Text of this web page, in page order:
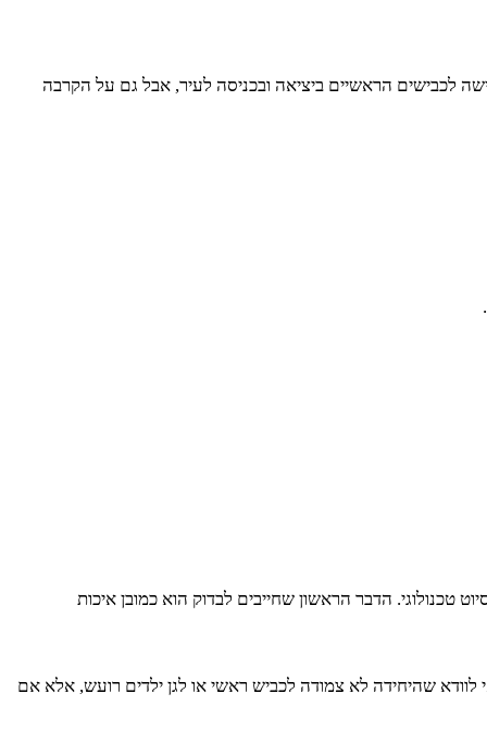
לכבישים הראשיים ביציאה ובכניסה לעיר, אבל גם על הקרבה
הדבר הראשון שחייבים לבדוק הוא כמובן איכות
לוודא שהיחידה לא צמודה לכביש ראשי או לגן ילדים רועש, אלא אם